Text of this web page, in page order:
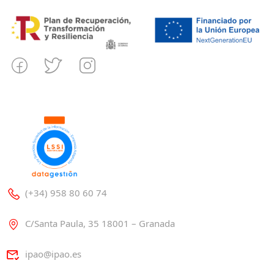
(+34) 958 80 60 74
C/Santa Paula, 35 18001 – Granada
ipao@ipao.es